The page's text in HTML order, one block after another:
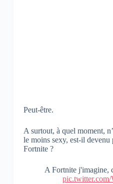
Peut-être.
A surtout, à quel moment,
le moins sexy, est-il devenu
Fortnite ?
A Fortnite j'imagine,